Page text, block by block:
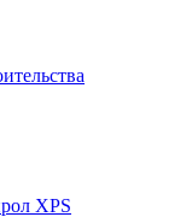
XPS